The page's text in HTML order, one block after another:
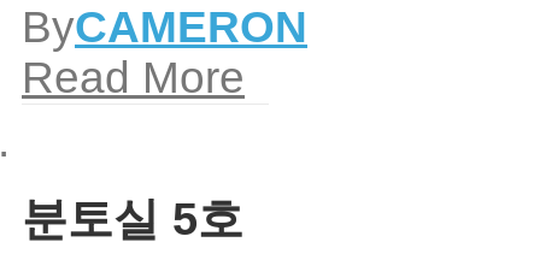
ByCAMERON
Read More
분토실 5호